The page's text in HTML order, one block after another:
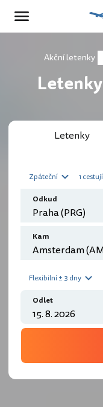
Akční letenky
Letenky
Zpáteční 1
Odkud
Kam
Flexibilní ± 3 dny
Odlet